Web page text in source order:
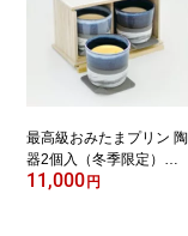
介【笠間の栗 茨城 ギフ
ト 贈り物 プレゼント お
歳暮 お中元 お返し ご褒
美 お取り寄せ お土産 内
祝 お祝 洋菓子 小美玉 茨
最高級おみたまプリン 陶
器2個入（冬季限定）
【ぷりん 茨城 ギフト 贈
11,000 円